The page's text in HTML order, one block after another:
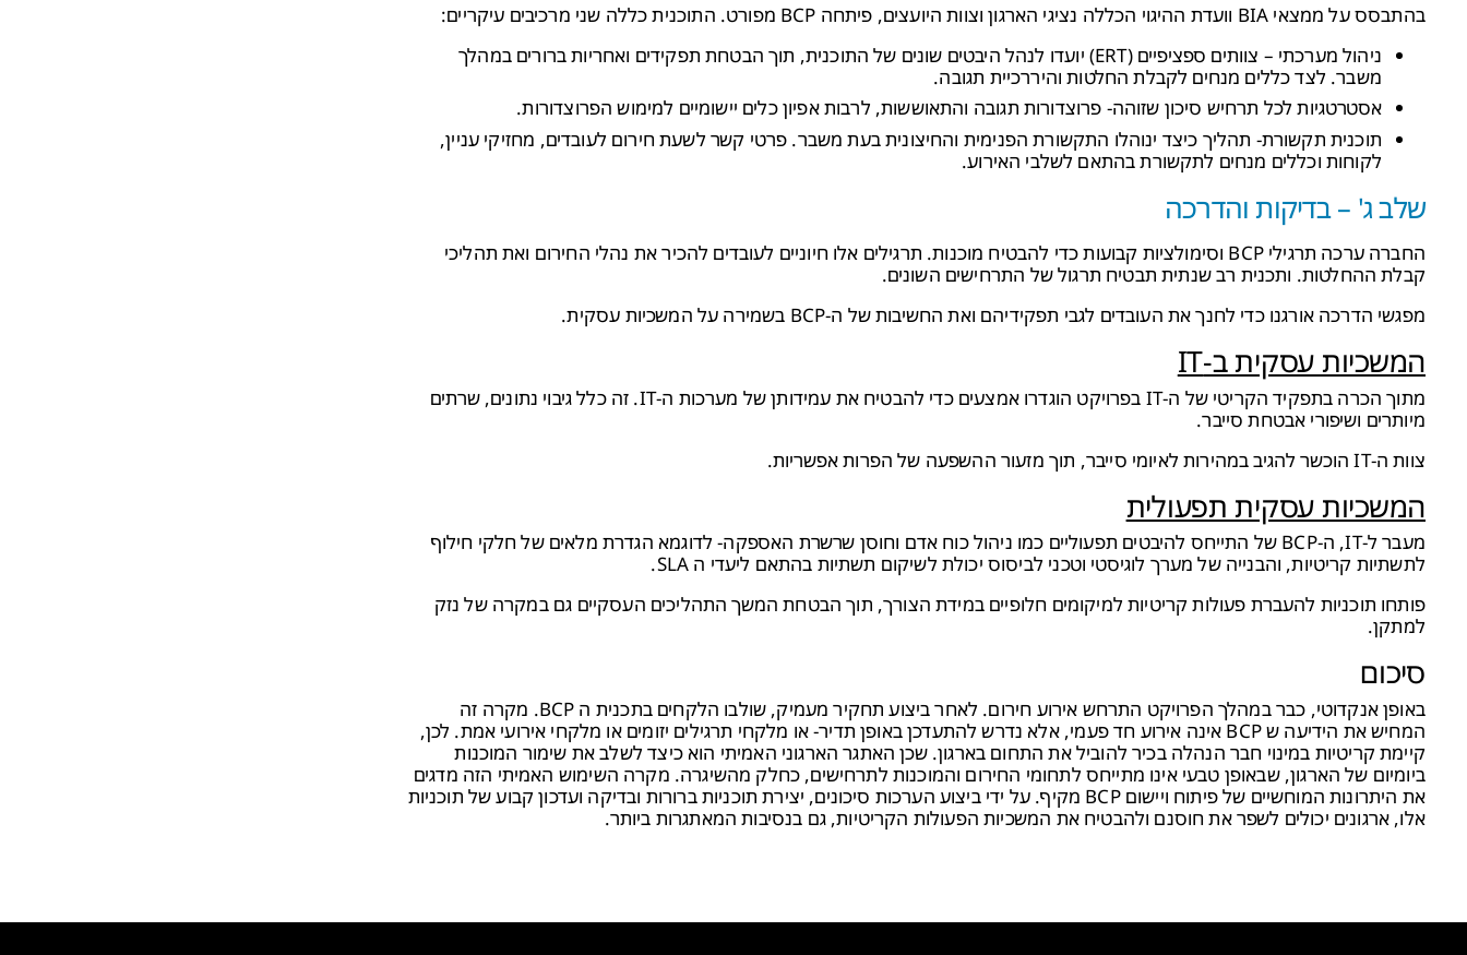
בהתבסס על ממצאי BIA וועדת ההיגוי הכללה נציגי הארגון וצוות היועצים, פיתחה BCP מפורט. התוכנית כללה שני מרכיבים עיקריים:
ניהול מערכתי – צוותים ספציפיים (ERT) יועדו לנהל היבטים שונים של התוכנית, תוך הבטחת תפקידים ואחריות ברורים במהלך
משבר. לצד כללים מנחים לקבלת החלטות והיררכיית תגובה.
אסטרטגיות לכל תרחיש סיכון שזוהה- פרוצדורות תגובה והתאוששות, לרבות אפיון כלים יישומיים למימוש הפרוצדורות.
תוכנית תקשורת- תהליך כיצד ינוהלו התקשורת הפנימית והחיצונית בעת משבר. פרטי קשר לשעת חירום לעובדים, מחזיקי עניין,
לקוחות וכללים מנחים לתקשורת בהתאם לשלבי האירוע.
שלב ג' – בדיקות והדרכה
החברה ערכה תרגילי BCP וסימולציות קבועות כדי להבטיח מוכנות. תרגילים אלו חיוניים לעובדים להכיר את נהלי החירום ואת תהליכי
קבלת ההחלטות. ותכנית רב שנתית תבטיח תרגול של התרחישים השונים.
מפגשי הדרכה אורגנו כדי לחנך את העובדים לגבי תפקידיהם ואת החשיבות של ה-BCP בשמירה על המשכיות עסקית.
המשכיות עסקית ב-IT
מתוך הכרה בתפקיד הקריטי של ה-IT בפרויקט הוגדרו אמצעים כדי להבטיח את עמידותן של מערכות ה-IT. זה כלל גיבוי נתונים, שרתים
מיותרים ושיפורי אבטחת סייבר.
צוות ה-IT הוכשר להגיב במהירות לאיומי סייבר, תוך מזעור ההשפעה של הפרות אפשריות.
המשכיות עסקית תפעולית
מעבר ל-IT, ה-BCP של התייחס להיבטים תפעוליים כמו ניהול כוח אדם וחוסן שרשרת האספקה- לדוגמא הגדרת מלאים של חלקי חילוף
לתשתיות קריטיות, והבנייה של מערך לוגיסטי וטכני לביסוס יכולת לשיקום תשתיות בהתאם ליעדי ה SLA.
פותחו תוכניות להעברת פעולות קריטיות למיקומים חלופיים במידת הצורך, תוך הבטחת המשך התהליכים העסקיים גם במקרה של נזק
למתקן.
סיכום
באופן אנקדוטי, כבר במהלך הפרויקט התרחש אירוע חירום. לאחר ביצוע תחקיר מעמיק, שולבו הלקחים בתכנית ה BCP. מקרה זה
המחיש את הידיעה ש BCP אינה אירוע חד פעמי, אלא נדרש להתעדכן באופן תדיר- או מלקחי תרגילים יזומים או מלקחי אירועי אמת. לכן,
קיימת קריטיות במינוי חבר הנהלה בכיר להוביל את התחום בארגון. שכן האתגר הארגוני האמיתי הוא כיצד לשלב את שימור המוכנות
ביומיום של הארגון, שבאופן טבעי אינו מתייחס לתחומי החירום והמוכנות לתרחישים, כחלק מהשיגרה. מקרה השימוש האמיתי הזה מדגים
את היתרונות המוחשיים של פיתוח ויישום BCP מקיף. על ידי ביצוע הערכות סיכונים, יצירת תוכניות ברורות ובדיקה ועדכון קבוע של תוכניות
אלו, ארגונים יכולים לשפר את חוסנם ולהבטיח את המשכיות הפעולות הקריטיות, גם בנסיבות המאתגרות ביותר.